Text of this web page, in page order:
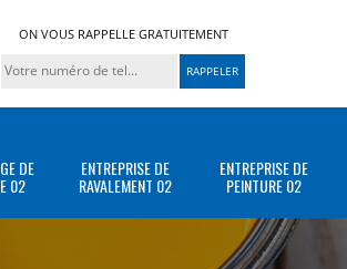
ON VOUS RAPPELLE GRATUITEMENT
DE
02
ENTREPRISE DE
RAVALEMENT 02
ENTREPRISE DE
PEINTURE 02